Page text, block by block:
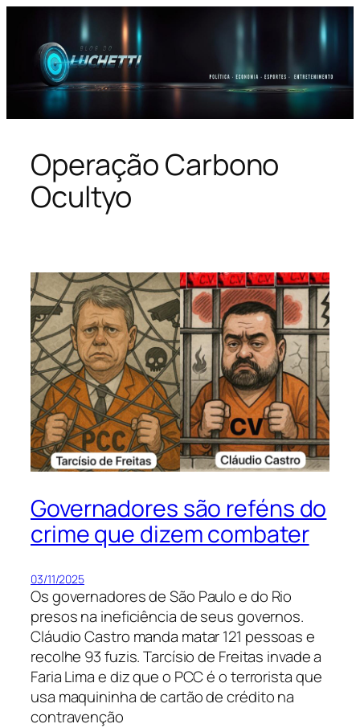
conteúdo
Operação Carbono
Ocultyo
Governadores são reféns do
crime que dizem combater
03/11/2025
Os governadores de São Paulo e do Rio
presos na ineficiência de seus governos.
Cláudio Castro manda matar 121 pessoas e
recolhe 93 fuzis. Tarcísio de Freitas invade a
Faria Lima e diz que o PCC é o terrorista que
usa maquininha de cartão de crédito na
contravenção